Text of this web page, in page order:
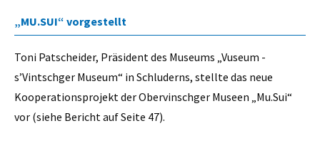
„MU.SUI“ vorgestellt
Toni Patscheider, Präsident des Museums „Vuseum -
s’Vintschger Museum“ in Schluderns, stellte das neue
Kooperationsprojekt der Obervinschger Museen „Mu.Sui“
vor (siehe Bericht auf Seite 47).